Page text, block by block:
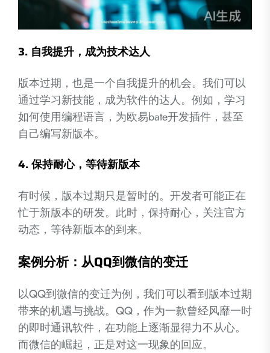
3. 自我提升，成为技术达人
版本过期，也是一个自我提升的机会。我们可以
通过学习新技能，成为软件的达人。例如，学习
如何使用编程语言，为欧易bate开发插件，甚至
自己编写新版本。
4.保持耐心，等待新版本
有时候，版本过期只是暂时的。开发者可能正在
忙于新版本的研发。此时，保持耐心，关注官方
动态，等待新版本的到来。
案例分析：从QQ到微信的变迁
以QQ到微信的变迁为例，我们可以看到版本过期
带来的机遇与挑战。QQ，作为一款曾经风靡一时
的即时通讯软件，在功能上逐渐显得力不从心。
而微信的崛起，正是对这一现象的回应。